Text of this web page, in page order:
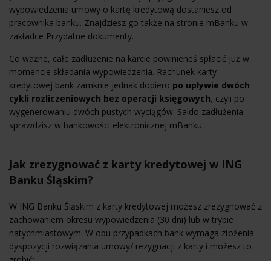
wypowiedzenia umowy o kartę kredytową dostaniesz od
pracownika banku. Znajdziesz go także na stronie mBanku w
zakładce Przydatne dokumenty.
Co ważne, całe zadłużenie na karcie powinieneś spłacić już w
momencie składania wypowiedzenia. Rachunek karty
kredytowej bank zamknie jednak dopiero po upływie dwóch
cykli rozliczeniowych bez operacji księgowych, czyli po
wygenerowaniu dwóch pustych wyciągów. Saldo zadłużenia
sprawdzisz w bankowości elektronicznej mBanku.
Jak zrezygnować z karty kredytowej w ING
Banku Śląskim?
W ING Banku Śląskim z karty kredytowej możesz zrezygnować z
zachowaniem okresu wypowiedzenia (30 dni) lub w trybie
natychmiastowym. W obu przypadkach bank wymaga złożenia
dyspozycji rozwiązania umowy/ rezygnacji z karty i możesz to